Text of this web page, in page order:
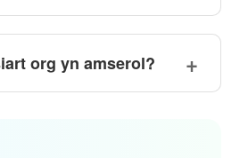
org yn amserol?